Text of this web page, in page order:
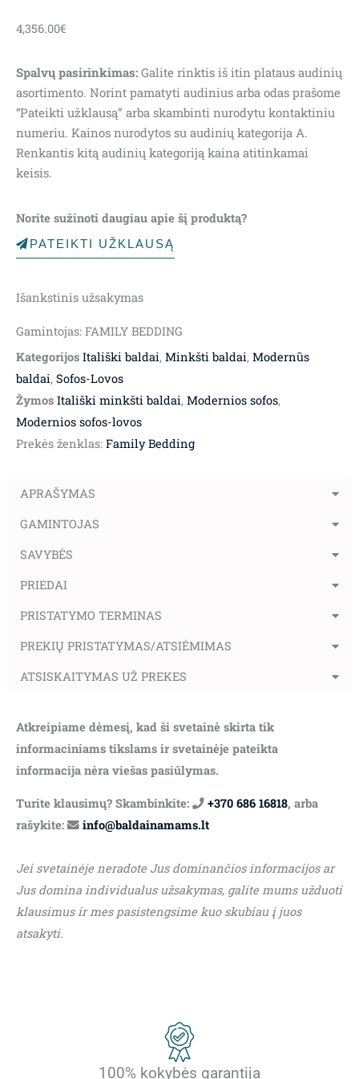
4,356.00€
Spalvų pasirinkimas: Galite rinktis iš itin plataus audinių
asortimento. Norint pamatyti audinius arba odas prašome
“Pateikti užklausą” arba skambinti nurodytu kontaktiniu
numeriu. Kainos nurodytos su audinių kategorija A.
Renkantis kitą audinių kategoriją kaina atitinkamai
keisis.
Norite sužinoti daugiau apie šį produktą?
PATEIKTI UŽKLAUSĄ
Išankstinis užsakymas
Gamintojas: FAMILY BEDDING
Kategorijos Itališki baldai, Minkšti baldai, Modernūs
baldai, Sofos-Lovos
Žymos Itališki minkšti baldai, Modernios sofos,
Modernios sofos-lovos
Prekės ženklas: Family Bedding
APRAŠYMAS
GAMINTOJAS
SAVYBĖS
PRIEDAI
PRISTATYMO TERMINAS
PREKIŲ PRISTATYMAS/ATSIĖMIMAS
ATSISKAITYMAS UŽ PREKES
Atkreipiame dėmesį, kad ši svetainė skirta tik
informaciniams tikslams ir svetainėje pateikta
informacija nėra viešas pasiūlymas.
Turite klausimų? Skambinkite: +370 686 16818, arba
rašykite:
info@baldainamams.lt
Jei svetainėje neradote Jus dominančios informacijos ar
Jus domina individualus užsakymas, galite mums užduoti
klausimus ir mes pasistengsime kuo skubiau į juos
atsakyti.
100% kokybės garantija